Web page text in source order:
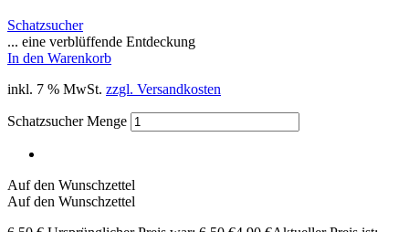
Schatzsucher
... eine verblüffende Entdeckung
In den Warenkorb
inkl. 7 % MwSt. zzgl. Versandkosten
Schatzsucher Menge
Auf den Wunschzettel
Auf den Wunschzettel